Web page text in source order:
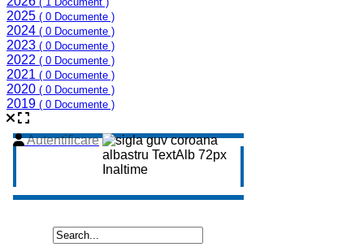
2025 ( 0 Documente )
2024 ( 0 Documente )
2023 ( 0 Documente )
2022 ( 0 Documente )
2021 ( 0 Documente )
2020 ( 0 Documente )
2019 ( 0 Documente )